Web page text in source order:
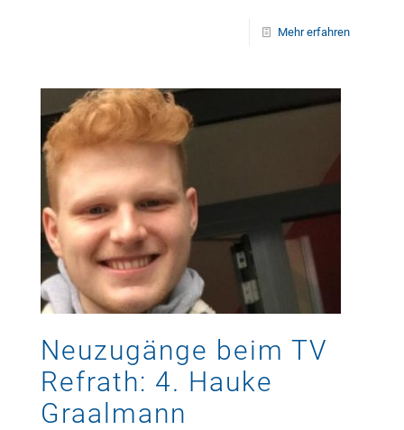
Mehr erfahren
Neuzugänge beim TV
Refrath: 4. Hauke
Graalmann